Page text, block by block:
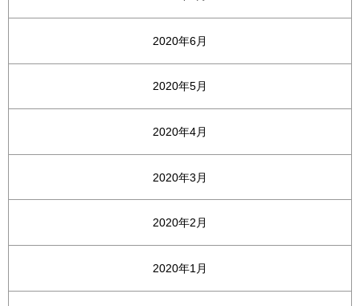
2020年6月
2020年5月
2020年4月
2020年3月
2020年2月
2020年1月